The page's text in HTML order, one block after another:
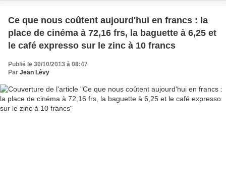
Ce que nous coûtent aujourd'hui en francs : la
place de cinéma à 72,16 frs, la baguette à 6,25 et
le café expresso sur le zinc à 10 francs
Publié le 30/10/2013 à 08:47
Par Jean Lévy